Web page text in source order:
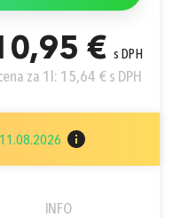
INFO
11.08.2026
€s DPH
za 1l: 15,64 € s DPH